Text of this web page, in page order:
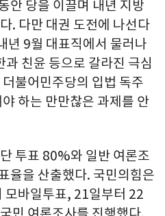
안 당을 이끌며 내년 지방
. 다만 대권 도전에 나선다
년 9월 대표직에서 물러나
친윤 등으로 갈라진 극심
불어민주당의 입법 독주
하는 만만찮은 과제를 안
투표 80%와 일반 여론조
율을 산출했다. 국민의힘은
모바일투표, 21일부터 22